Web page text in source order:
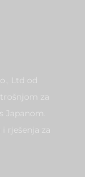
Ltd od
za
Japanom.
rješenja za